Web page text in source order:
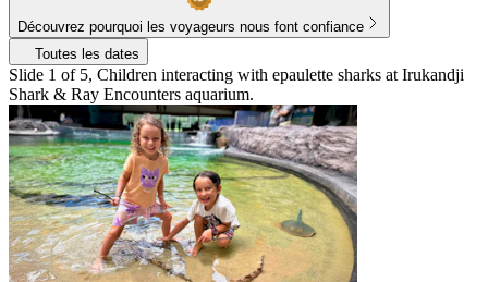
Découvrez pourquoi les voyageurs nous font confiance
Toutes les dates
Slide 1 of 5, Children interacting with epaulette sharks at Irukandji
Shark & Ray Encounters aquarium.